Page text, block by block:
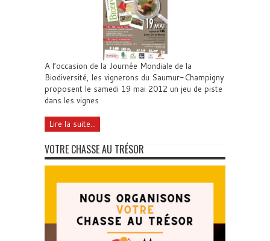
A l’occasion de la Journée Mondiale de la
Biodiversité, les vignerons du Saumur-Champigny
proposent le samedi 19 mai 2012 un jeu de piste
dans les vignes
Lire la suite...
VOTRE CHASSE AU TRÉSOR